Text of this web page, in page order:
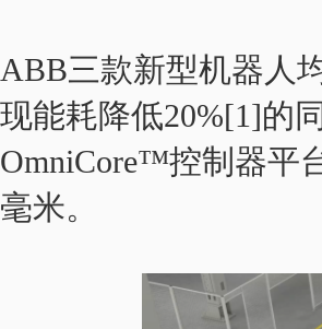
ABB三款新型机器人
现能耗降低20%[1]的
OmniCore™控制器平
毫米。